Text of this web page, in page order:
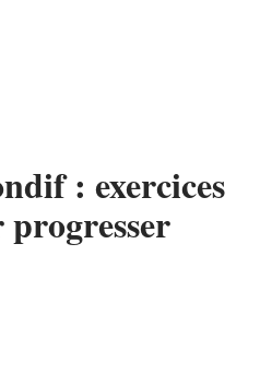
: exercices